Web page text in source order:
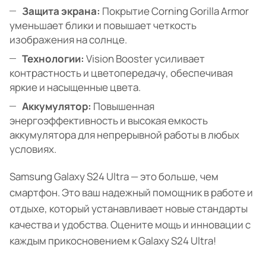
Защита экрана: Покрытие Corning Gorilla Armor
уменьшает блики и повышает четкость
изображения на солнце.
Технологии: Vision Booster усиливает
контрастность и цветопередачу, обеспечивая
яркие и насыщенные цвета.
Аккумулятор: Повышенная
энергоэффективность и высокая емкость
аккумулятора для непрерывной работы в любых
условиях.
Samsung Galaxy S24 Ultra — это больше, чем
смартфон. Это ваш надежный помощник в работе и
отдыхе, который устанавливает новые стандарты
качества и удобства. Оцените мощь и инновации с
каждым прикосновением к Galaxy S24 Ultra!